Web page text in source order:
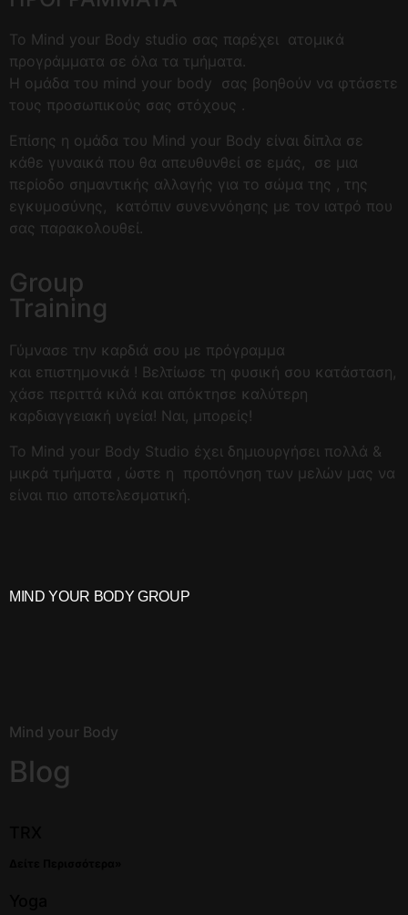
To Mind your Body studio σας παρέχει ατομικά
προγράμματα σε όλα τα τμήματα.
Η ομάδα του mind your body σας βοηθούν να φτάσετε
τους προσωπικούς σας στόχους .
Επίσης η ομάδα του Mind your Body είναι δίπλα σε
κάθε γυναικά που θα απευθυνθεί σε εμάς, σε μια
περίοδο σημαντικής αλλαγής για το σώμα της , της
εγκυμοσύνης, κατόπιν συνεννόησης με τον ιατρό που
σας παρακολουθεί.
Group
Training
Γύμνασε την καρδιά σου με πρόγραμμα
και επιστημονικά ! Βελτίωσε τη φυσική σου κατάσταση,
χάσε περιττά κιλά και απόκτησε καλύτερη
καρδιαγγειακή υγεία! Ναι, μπορείς!
Το Mind your Body Studio έχει δημιουργήσει πολλά &
μικρά τμήματα , ώστε η προπόνηση των μελών μας να
είναι πιο αποτελεσματική.
MIND YOUR BODY GROUP
Mind your Body
Blog